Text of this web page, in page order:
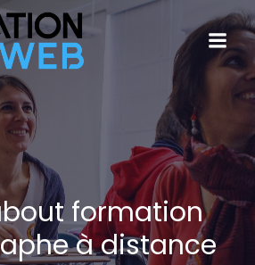
formation
à distance